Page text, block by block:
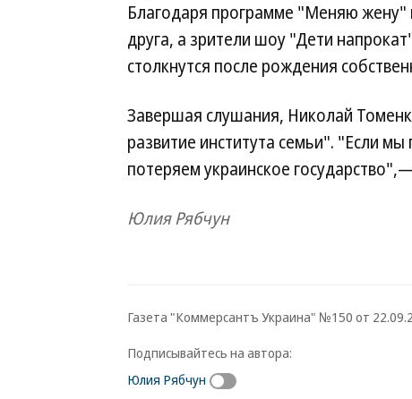
Благодаря программе "Меняю жену"
друга, а зрители шоу "Дети
столкнутся после рождения
Завершая слушания, Николай
развитие института семьи". "Если
потеряем украинское
Юлия Рябчун
Газета "Коммерсантъ Украина" №150 от
Подписывайтесь на автора:
Юлия Рябчун